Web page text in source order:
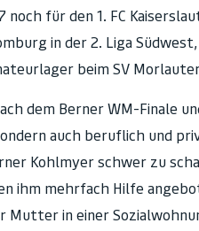
für den 1. FC
in der 2. Liga
beim SV
dem Berner WM-Finale
auch beruflich und
Kohlmyer schwer zu
ihm mehrfach Hilfe
Mutter in einer